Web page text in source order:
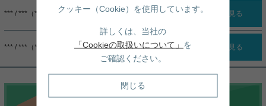
*** / ***（***） 詳細を見る
*** / ***（***） 詳細を見る
クッキー（Cookie）を使用しています。
詳しくは、当社の
「Cookieの取扱いについて」 を
ご確認ください。
閉じる